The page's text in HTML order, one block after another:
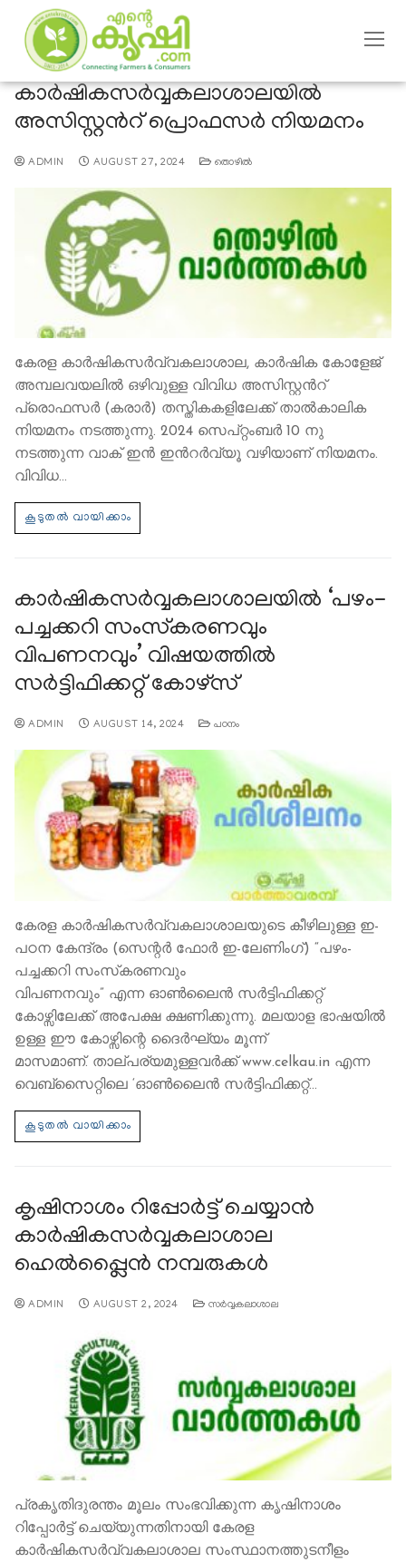
കാര്‍ഷികസര്‍വ്വകലാശാലയിൽ
അസിസ്റ്റന്‍റ് പ്രൊഫസര്‍ നിയമനം
ADMIN AUGUST 27, 2024 തൊഴില്‍
കേരള കാര്‍ഷികസര്‍വ്വകലാശാല, കാര്‍ഷിക കോളേജ്
അമ്പലവയലില്‍ ഒഴിവുള്ള വിവിധ അസിസ്റ്റന്‍റ്
പ്രൊഫസര്‍ (കരാര്‍) തസ്തികകളിലേക്ക് താല്‍കാലിക
നിയമനം നടത്തുന്നു. 2024 സെപ്റ്റംബർ 10 നു
നടത്തുന്ന വാക് ഇന്‍ ഇന്‍റര്‍വ്യൂ വഴിയാണ് നിയമനം.
വിവിധ…
കാര്‍ഷികസര്‍വ്വകലാശാലയിൽ ‘പഴം-
പച്ചക്കറി സംസ്‌കരണവും
വിപണനവും’ വിഷയത്തിൽ
സര്‍ട്ടിഫിക്കറ്റ് കോഴ്സ്
ADMIN AUGUST 14, 2024 പഠനം
കേരള കാര്‍ഷികസര്‍വ്വകലാശാലയുടെ കീഴിലുള്ള ഇ-
പഠന കേന്ദ്രം (സെന്റര്‍ ഫോര്‍ ഇ-ലേണിംഗ്) “പഴം-
പച്ചക്കറി സംസ്‌കരണവും
വിപണനവും” എന്ന ഓണ്‍ലൈന്‍ സര്‍ട്ടിഫിക്കറ്റ്
കോഴ്സിലേക്ക് അപേക്ഷ ക്ഷണിക്കുന്നു. മലയാള ഭാഷയിൽ
ഉള്ള ഈ കോഴ്സിന്റെ ദൈര്‍ഘ്യം മൂന്ന്
മാസമാണ്. താല്പര്യമുള്ളവര്‍ക്ക് www.celkau.in എന്ന
വെബ്സൈറ്റിലെ ‘ഓണ്‍ലൈന്‍ സർട്ടിഫിക്കറ്റ്…
കൃഷിനാശം റിപ്പോര്‍ട്ട് ചെയ്യാൻ
കാര്‍ഷികസര്‍വ്വകലാശാല
ഹെല്‍പ്പ്ലൈന്‍ നമ്പരുകള്‍
ADMIN AUGUST 2, 2024 സര്‍വ്വകലാശാല
പ്രകൃതിദുരന്തം മൂലം സംഭവിക്കുന്ന കൃഷിനാശം
റിപ്പോര്‍ട്ട് ചെയ്യുന്നതിനായി കേരള
കാര്‍ഷികസര്‍വ്വകലാശാല സംസ്ഥാനത്തുടനീളം